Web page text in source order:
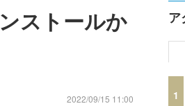
ストールか
2022/09/15 11:00
ア
1